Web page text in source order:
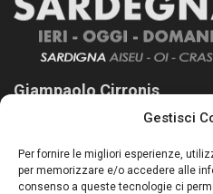
Gestisci
Per fornire le migliori esperienze,
per memorizzare e/o accedere alle
consenso a queste tecnologie ci
Giampaolo Cirronis
Sardegna Ieri-Oggi-Domani
lettori su quanto accade in
nostro passato e, soprattutto, al